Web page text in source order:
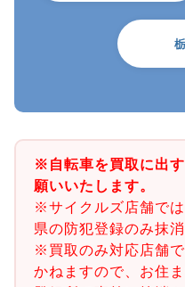
※自転車を買取に出
願いいたします。
※サイクルズ店舗で
県の防犯登録のみ抹
※買取のみ対応店舗
かねますので、お住